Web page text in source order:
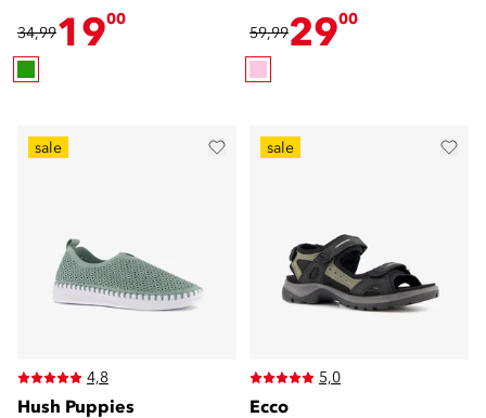
34,991900
sneakers
59,992900
sale
4,8
Hush Puppies
sale
5,0
Ecco